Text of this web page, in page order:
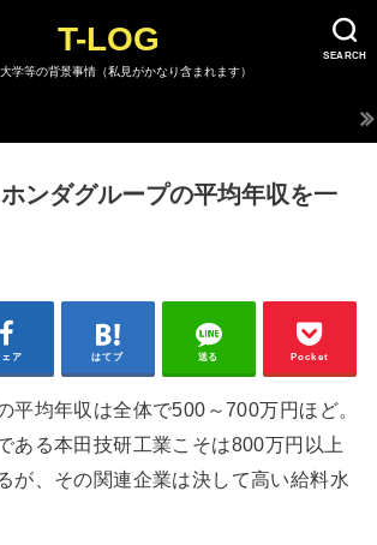
SEARCH
T-LOG
学等の背景事情（私見がかなり含まれます）
ホンダグループの平均年収を一
ェア はてブ 送る Pocket
平均年収は全体で500～700万円ほど。
ある本田技研工業こそは800万円以上
が、その関連企業は決して高い給料水